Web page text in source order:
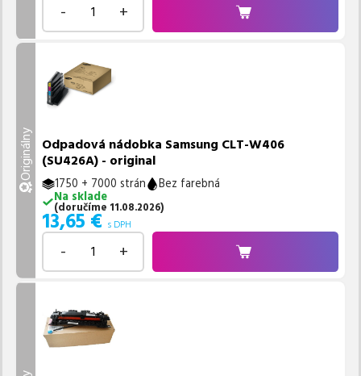
- +
Originálny Odpadová nádobka Samsung CLT-W406
(SU426A) - original
1750 + 7000 strán
Bez farebná
Na sklade
(doručíme 11.08.2026)
13,65 € s DPH
- +